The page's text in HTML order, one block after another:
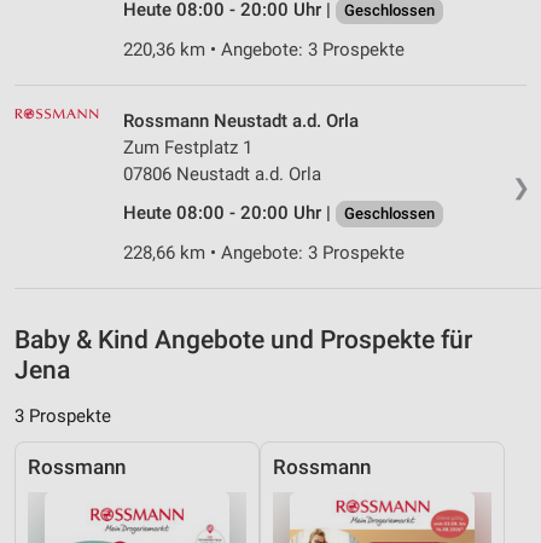
Heute 08:00 - 20:00 Uhr | Geschlossen
220,36 km • Angebote: 3 Prospekte
❯
Rossmann Neustadt a.d. Orla
Zum Festplatz 1
07806 Neustadt a.d. Orla
Heute 08:00 - 20:00 Uhr |
Geschlossen
228,66 km • Angebote: 3 Prospekte
Baby & Kind Angebote und Prospekte für
Jena
3 Prospekte
Rossmann Rossmann
Verwendung reduzierter Daten zur Auswahl von
Verwendung genauer Standortdaten
Geräte anhand von aktiv angeforderten
Funktional
Werbung